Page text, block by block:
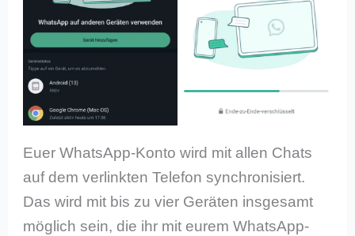
Euer WhatsApp-Konto wird mit allen Chats
auf dem verlinkten Telefon synchronisiert.
Das wird mit bis zu vier Geräten insgesamt
möglich sein, die ihr mit eurem WhatsApp-